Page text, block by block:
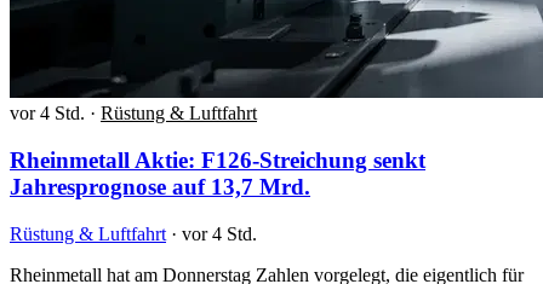
vor 4 Std. · Rüstung & Luftfahrt
Rheinmetall Aktie: F126-Streichung senkt
Jahresprognose auf 13,7 Mrd.
Rüstung & Luftfahrt · vor 4 Std.
Rheinmetall hat am Donnerstag Zahlen vorgelegt, die eigentlich für